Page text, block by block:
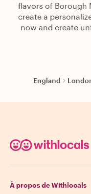
flavors of Borough
create a
now and create
England
À propos de Withlocals